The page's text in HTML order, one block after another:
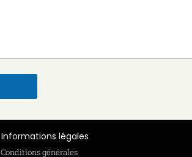
Informations légales
Conditions générales